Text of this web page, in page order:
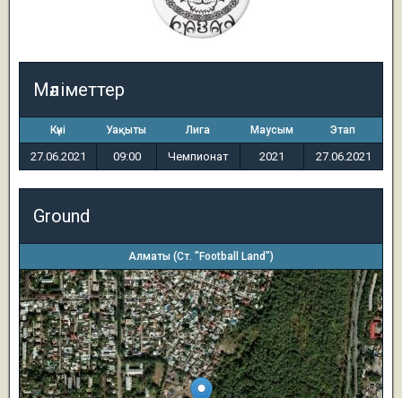
Мәліметтер
Күні Уақыты Лига Маусым Этап
27.06.2021 09:00 Чемпионат 2021 27.06.2021
Ground
Алматы (Ст. "Football Land")